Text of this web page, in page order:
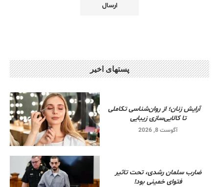
پستهای اخیر
آرایش زنان؛ از روان‌شناسی تکاملی
تا کالایی‌سازی زیبایی
آگوست 8, 2026
ضارب سلمان رشدی، تحت تاثیر
فتوای خمینی بود!